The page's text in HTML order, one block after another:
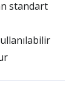
standart